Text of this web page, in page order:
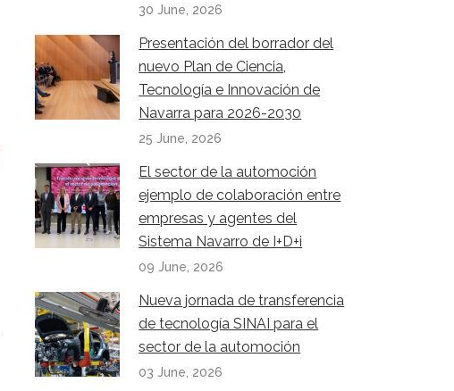
30 June, 2026
Presentación del borrador del
nuevo Plan de Ciencia,
Tecnología e Innovación de
Navarra para 2026-2030
25 June, 2026
El sector de la automoción
ejemplo de colaboración entre
empresas y agentes del
Sistema Navarro de I+D+i
09 June, 2026
Nueva jornada de transferencia
de tecnología SINAI para el
sector de la automoción
03 June, 2026